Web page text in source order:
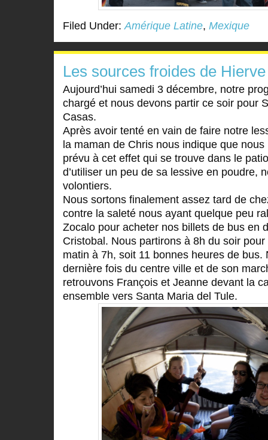
Filed Under:Amérique Latine, Mexique
Les sources froides de
Aujourd’hui samedi 3 décembre, notre
chargé et nous devons partir ce soir pour
Casas.
Après avoir tenté en vain de faire notre
la maman de Chris nous indique que
prévu à cet effet qui se trouve dans le
d’utiliser un peu de sa lessive en poudre,
volontiers.
Nous sortons finalement assez tard de
contre la saleté nous ayant quelque peu
Zocalo pour acheter nos billets de bus en
Cristobal. Nous partirons à 8h du soir
matin à 7h, soit 11 bonnes heures de bus.
dernière fois du centre ville et de son
retrouvons François et Jeanne devant la
ensemble vers Santa Maria del Tule.